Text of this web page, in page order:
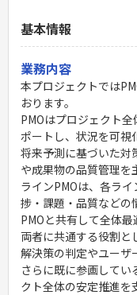
基本情報
業務内容
本プロジェクトでは
おります。
PMOはプロジェクト
ポートし、状況を可視
将来予測に基づいた対
や成果物の品質管理を
ラインPMOは、各ラ
捗・課題・品質などの
PMOと共有して全体最
両者に共通する役割と
解決策の判定やユーザ
さらに既に参画してい
クト全体の安定推進を